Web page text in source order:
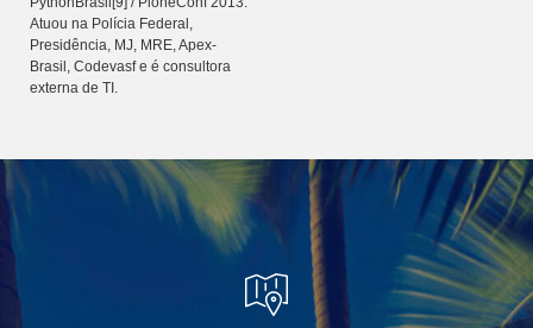
Atuou na Polícia Federal,
Presidência, MJ, MRE, Apex-
Brasil, Codevasf e é consultora
externa de TI.